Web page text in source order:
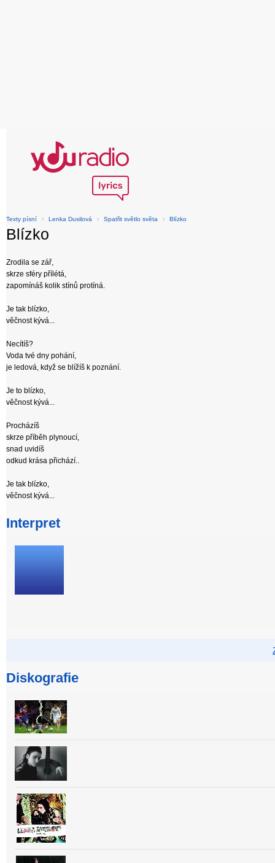
Texty písní › Lenka Dusilová › Spatřit světlo světa › Blízko
Blízko
Zrodila se zář,
skrze sféry přílétá,
zapomínáš kolik stínů protíná.
Je tak blízko,
věčnost kývá...
Necítíš?
Voda tvé dny pohání,
je ledová, když se blížíš k poznání.
Je to blízko,
věčnost kývá...
Procházíš
skrze příběh plynoucí,
snad uvidíš
odkud krása přichází..
Je tak blízko,
věčnost kývá...
Interpret
Diskografie